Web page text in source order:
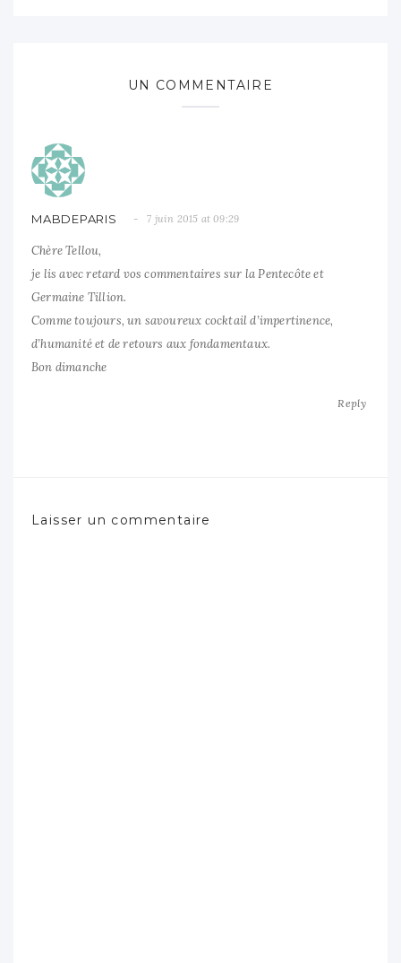
UN COMMENTAIRE
MABDEPARIS 7 juin 2015 at 09:29
Chère Tellou,
je lis avec retard vos commentaires sur la Pentecôte et
Germaine Tillion.
Comme toujours, un savoureux cocktail d’impertinence,
d’humanité et de retours aux fondamentaux.
Bon dimanche
Reply
Laisser un commentaire